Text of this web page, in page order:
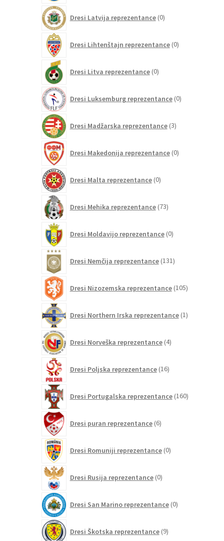
Dresi Latvija reprezentance 0izdelkov
Dresi Lihtenštajn reprezentance 0izdelkov
Dresi Litva reprezentance 0izdelkov
Dresi Luksemburg reprezentance 0izdelkov
Dresi Madžarska reprezentance 3izdelki
Dresi Makedonija reprezentance 0izdelkov
Dresi Malta reprezentance 0izdelkov
Dresi Mehika reprezentance 73izdelkov
Dresi Moldavijo reprezentance 0izdelkov
Dresi Nemčija reprezentance 131izdelkov
Dresi Nizozemska reprezentance 105izdelkov
Dresi Northern Irska reprezentance 1izdelek
Dresi Norveška reprezentance 4izdelki
Dresi Poljska reprezentance 16izdelkov
Dresi Portugalska reprezentance 160izdelkov
Dresi puran reprezentance 6izdelkov
Dresi Romuniji reprezentance 0izdelkov
Dresi Rusija reprezentance 0izdelkov
Dresi San Marino reprezentance 0izdelkov
Dresi Škotska reprezentance 9izdelkov